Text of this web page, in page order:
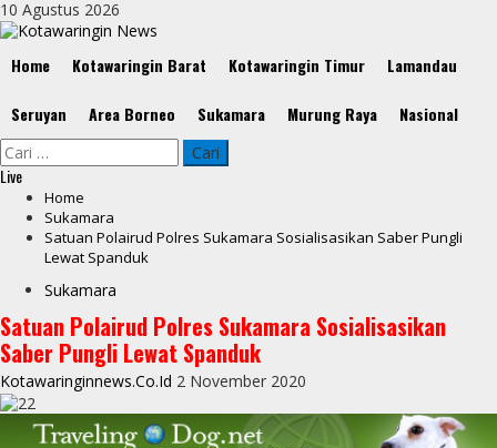
Skip
to
10 Agustus 2026
Menu
Home Kotawaringin Barat Kotawaringin Timur Lamandau
Seruyan Area Borneo Sukamara Murung Raya Nasional
Cari
untuk:
Live
Home
Sukamara
Satuan Polairud Polres Sukamara Sosialisasikan Saber Pungli
Lewat Spanduk
Sukamara
Satuan Polairud Polres Sukamara Sosialisasikan
Saber Pungli Lewat Spanduk
Kotawaringinnews.co.id 2 November 2020